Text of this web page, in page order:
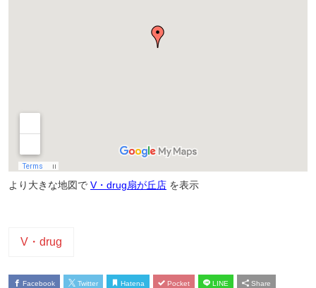
より大きな地図で V・drug扇が丘店 を表示
V・drug
Facebook Twitter Hatena Pocket LINE Share